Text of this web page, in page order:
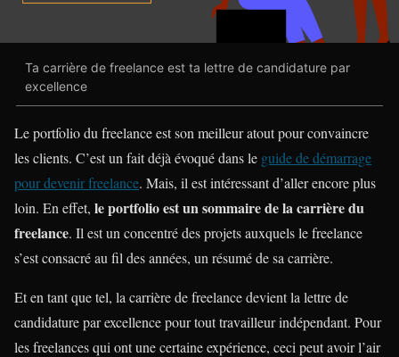
Ta carrière de freelance est ta lettre de candidature par
excellence
Le portfolio du freelance est son meilleur atout pour convaincre
les clients. C’est un fait déjà évoqué dans le guide de démarrage
pour devenir freelance. Mais, il est intéressant d’aller encore plus
loin. En effet, le portfolio est un sommaire de la carrière du
freelance. Il est un concentré des projets auxquels le freelance
s’est consacré au fil des années, un résumé de sa carrière.
Et en tant que tel, la carrière de freelance devient la lettre de
candidature par excellence pour tout travailleur indépendant. Pour
les freelances qui ont une certaine expérience, ceci peut avoir l’air